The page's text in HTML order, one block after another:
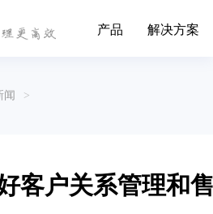
产品
程管理
解决方案
更多新...
的现代化管理
免责声明
闻 >
客户关系管理和